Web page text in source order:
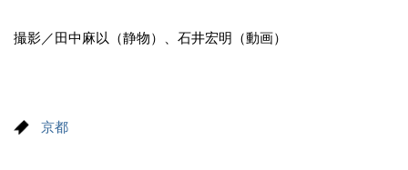
撮影／田中麻以（静物）、石井宏明（動画）
京都